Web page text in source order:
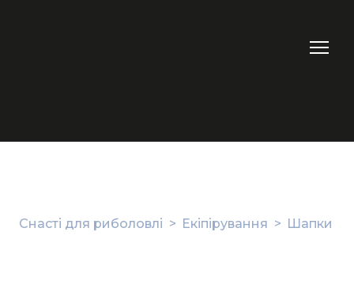
Снасті для риболовлі Екіпірування Шапки